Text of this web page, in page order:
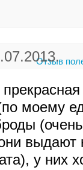
Отзыв
моему
выдают
у них